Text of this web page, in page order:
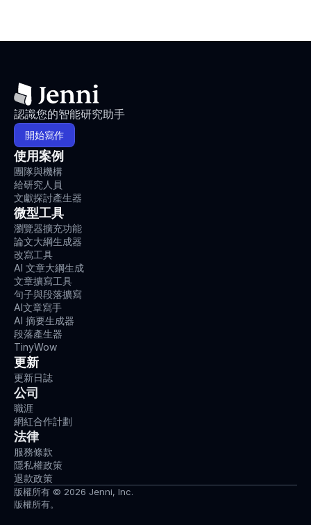
認識您的智能研究助手
開始寫作
使用案例
團隊與機構
給研究人員
文獻探討產生器
微型工具
瀏覽器擴充功能
論文大綱生成器
改寫工具
AI 文章大綱生成
文章擴寫工具
句子與段落擴寫
AI文章寫手
AI 摘要生成器
段落產生器
TinyWow
更新
更新日誌
公司
職涯
網紅合作計劃
法律
服務條款
隱私權政策
退款政策
版權所有 © 2026 Jenni, Inc.
版權所有。